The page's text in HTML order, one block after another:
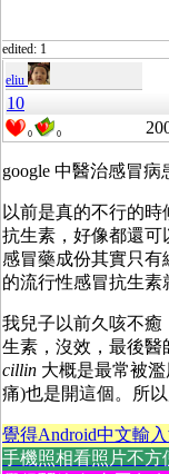
edited: 1
eliu
10
0 0
google 中醫治感冒病
以前是真的不行的
抗生素，好像都還可
感冒藥成份其實只有
的流行性感冒抗生素
我兒子以前久咳不癒
生素，沒效，最後醫
cillin 大概是最常被
痛)也是開這個。所
覺得Android中文輸
手機照相看照片不方